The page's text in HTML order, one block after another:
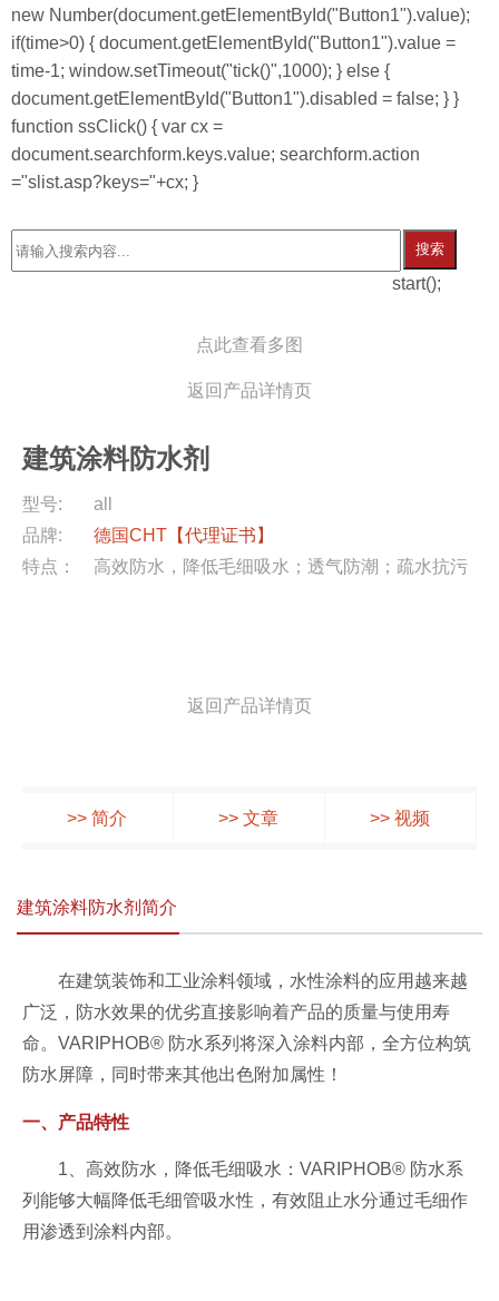
new Number(document.getElementById("Button1").value);
if(time>0) { document.getElementById("Button1").value =
time-1; window.setTimeout("tick()",1000); } else {
document.getElementById("Button1").disabled = false; } }
function ssClick() { var cx =
document.searchform.keys.value; searchform.action
="slist.asp?keys="+cx; }
搜索
start();
点此查看多图
返回产品详情页
建筑涂料防水剂
型号:
all
品牌:
德国CHT 【代理证书】
特点：
高效防水，降低毛细吸水；透气防潮；疏水抗污
返回产品详情页
>> 简介 >> 文章 >> 视频
建筑涂料防水剂简介
在建筑装饰和工业涂料领域，水性涂料的应用越来越
广泛，防水效果的优劣直接影响着产品的质量与使用寿
命。VARIPHOB® 防水系列将深入涂料内部，全方位构筑
防水屏障，同时带来其他出色附加属性！
一、产品特性
1、高效防水，降低毛细吸水： VARIPHOB® 防水系
列能够大幅降低毛细管吸水性，有效阻止水分通过毛细作
用渗透到涂料内部。